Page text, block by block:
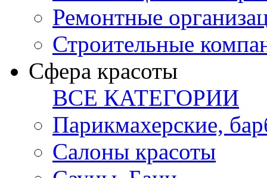
Ремонтные
Строительные
Сфера красоты
ВСЕ КАТЕГОРИИ
Парикмахерские,
Салоны красоты